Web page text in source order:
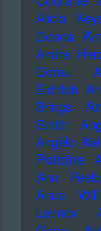
Alicia
Donna
Andre
Dorau
Eldritch
Brings
Smith
Angelo
Poitrine
Ann
Anne Will
Lennox